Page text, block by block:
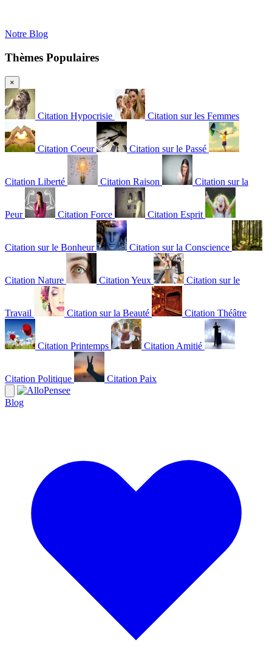
Notre Blog
Thèmes Populaires
×
Citation Hypocrisie Citation sur les Femmes
Citation Coeur Citation sur le Passé
Citation Liberté Citation Raison Citation sur la
Peur Citation Force Citation Esprit
Citation sur le Bonheur Citation sur la Conscience
Citation Nature Citation Yeux Citation sur le
Travail Citation sur la Beauté Citation Théâtre
Citation Printemps Citation Amitié
Citation Politique Citation Paix
Blog